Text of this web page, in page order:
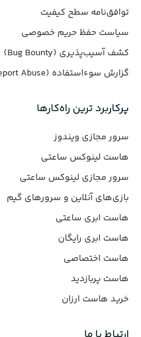
توافق‌نامه سطح کیفیت
سیاست حفظ حریم خصوصی
کشف آسیب‌پذیری (Bug Bounty)
گزارش سوءاستفاده (Report Abuse)
پرکاربرد ترین راه‌کارها
سرور مجازی ویندوز
هاست لینوکس ساعتی
سرور مجازی لینوکس ساعتی
بازی‌های آنلاین و سرورهای گیم
هاست ابری ساعتی
هاست ابری رایگان
هاست اختصاصی
هاست پربازدید
خرید هاست ارزان